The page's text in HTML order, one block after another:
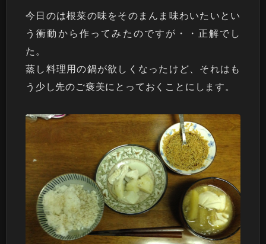
今日のは根菜の味をそのまんま味わいたいとい
う衝動から作ってみたのですが・・正解でし
た。
蒸し料理用の鍋が欲しくなったけど、それはも
う少し先のご褒美にとっておくことにします。